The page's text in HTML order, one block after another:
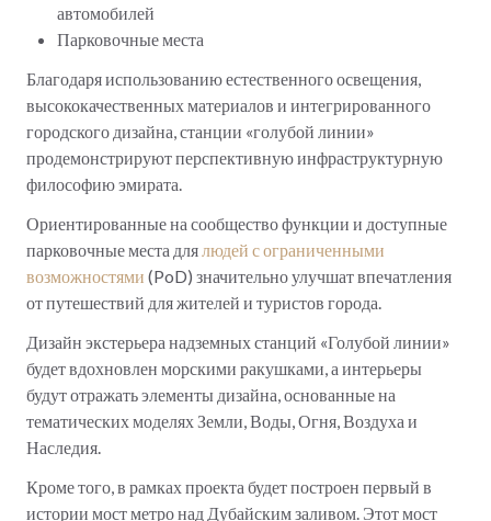
автомобилей
Парковочные места
Благодаря использованию естественного освещения,
высококачественных материалов и интегрированного
городского дизайна, станции «голубой линии»
продемонстрируют перспективную инфраструктурную
философию эмирата.
Ориентированные на сообщество функции и доступные
парковочные места для людей с ограниченными
возможностями (PoD) значительно улучшат впечатления
от путешествий для жителей и туристов города.
Дизайн экстерьера надземных станций «Голубой линии»
будет вдохновлен морскими ракушками, а интерьеры
будут отражать элементы дизайна, основанные на
тематических моделях Земли, Воды, Огня, Воздуха и
Наследия.
Кроме того, в рамках проекта будет построен первый в
истории мост метро над Дубайским заливом. Этот мост